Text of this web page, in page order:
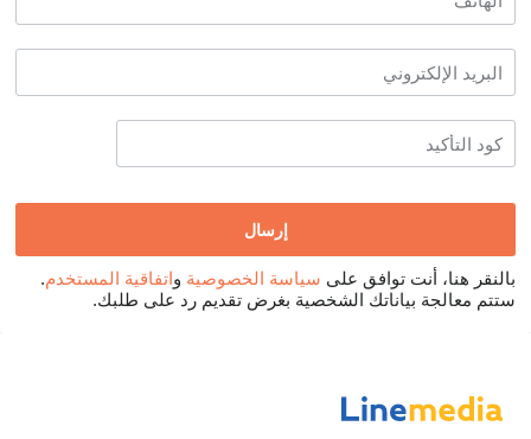
بالنقر هنا، أنت توافق على سياسة الخصوصية واتفاقية المستخدم.
ستتم معالجة بياناتك الشخصية بغرض تقديم رد على طلبك.